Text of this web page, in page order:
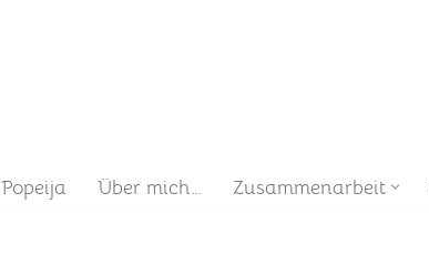
Popeija Über mich… Zusammenarbeit